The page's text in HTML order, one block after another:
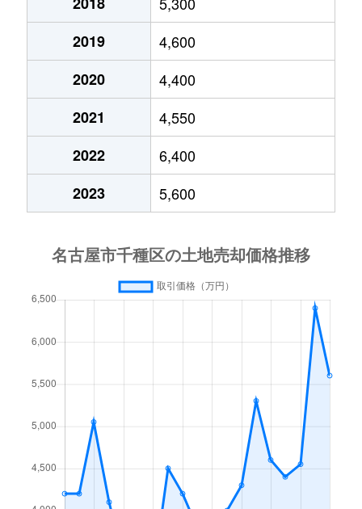
城木町
1,700万円
新池町
4,800万円
新池町
4,700万円
新池町
700万円
東山公園(愛知)
新池町
2,000万円
東山公園(愛知)
新池町
250万円
東山公園(愛知)
新池町
200万円
東山公園(愛知)
6,500万円
東山公園(愛知)
東山公園(愛知)
東山公園(愛知)
茶屋ケ坂
振甫町
280万円
池下
丸山町
15,000万円
宮根台
2,200万円
宮根台
2,000万円
宮根台
2,300万円
2,900万円
千代田橋
千代田橋
2,500万円
月ケ丘
2,900万円
徳川山町
11,000万円
徳川山町
15,000万円
仲田
7,500万円
今池(愛知)
西山元町
4,500万円
覚王山
春岡
春岡
春岡
池下
池下
春岡
3,200万円
今池(愛知)
2019
4,600
2020
4,400
2021
4,550
2022
6,400
2023
5,600